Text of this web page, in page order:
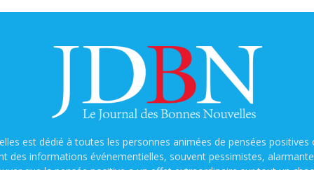
est dédié à toutes les personnes animées de pensées positives
des informations événementielles, souvent pessimistes,